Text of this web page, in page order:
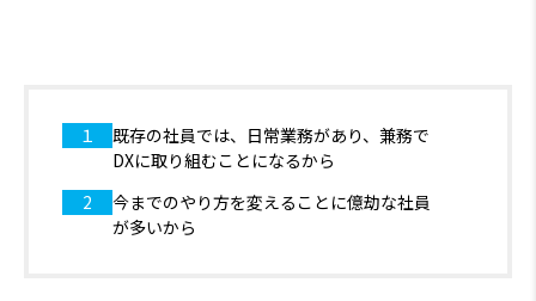
１
既存の社員では、日常業務があり、兼務で
DXに取り組むことになるから
2
今までのやり方を変えることに億劫な社員
が多いから